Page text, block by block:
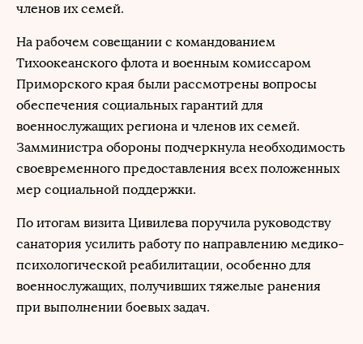
членов их семей.
На рабочем совещании с командованием
Тихоокеанского флота и военным комиссаром
Приморского края были рассмотрены вопросы
обеспечения социальных гарантий для
военнослужащих региона и членов их семей.
Замминистра обороны подчеркнула необходимость
своевременного предоставления всех положенных
мер социальной поддержки.
По итогам визита Цивилева поручила руководству
санатория усилить работу по направлению медико-
психологической реабилитации, особенно для
военнослужащих, получивших тяжелые ранения
при выполнении боевых задач.